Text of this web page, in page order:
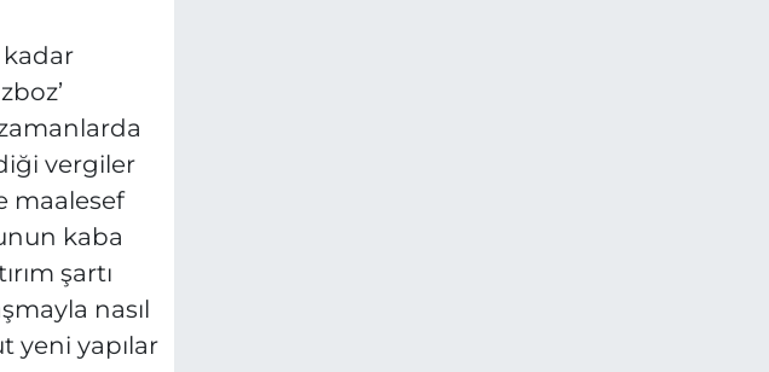
vergiler
maalesef
kaba
şartı
nasıl
yeni yapılar